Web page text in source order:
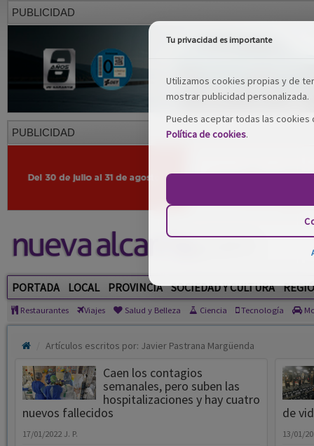
PUBLICIDAD
PUBLICIDAD
PORTADA LOCAL PROVINCIA SOCIEDAD Y CULTURA
Restaurantes Viajes Salud y Belleza
Artículos escritos por: Javier Pastrana Margüenda
Caen los contagios
hospitalizaciones y hay cuatro
nuevos fallecidos
17/01/2022J. P.
Guadalajara podría haber alcanzado ya el pico de
contagios de la sexta ola de la pandemia.
de
13/01/
Tu privacidad es importante
Utilizamos cookies propias y de
mostrar publicidad personalizada.
Puedes aceptar todas las
Política de cookies.